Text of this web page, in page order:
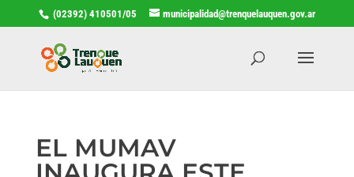
(02392) 410501/05 municipalidad@trenquelauquen.gov.ar
EL MUMAV